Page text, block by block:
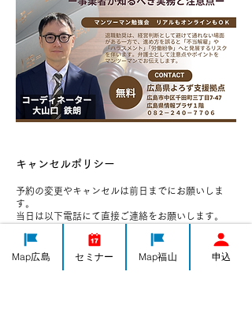
キャンセルポリシー
予約の変更やキャンセルは前日までにお願いしま
す。
当日は以下電話にて直接ご連絡をお願いします。
Map広島 セミナー Map福山 申込